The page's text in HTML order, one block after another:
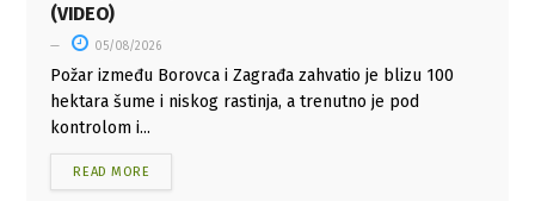
(VIDEO)
05/08/2026
Požar između Borovca i Zagrađa zahvatio je blizu 100
hektara šume i niskog rastinja, a trenutno je pod
kontrolom i...
READ MORE